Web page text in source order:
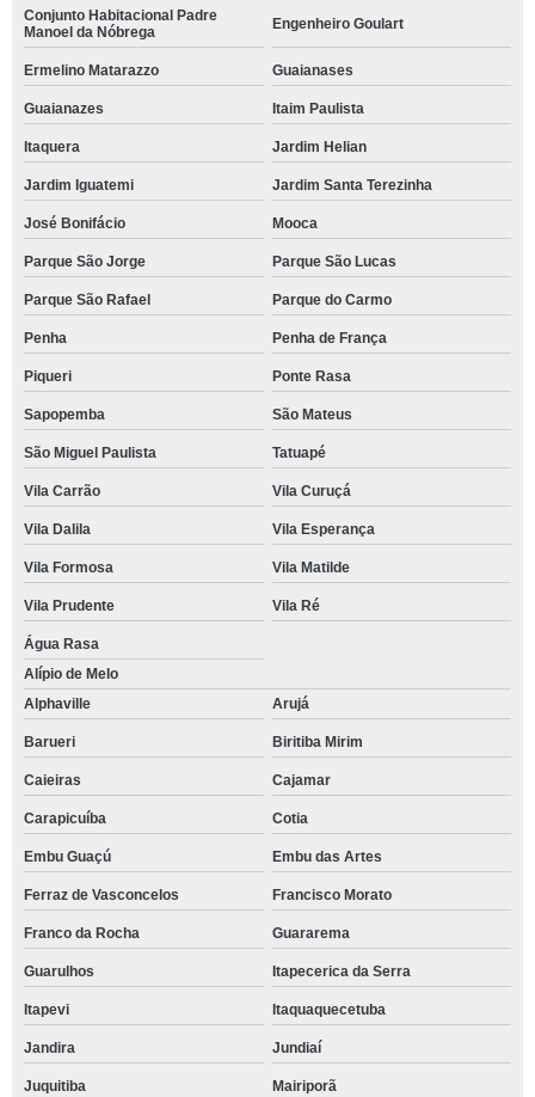
Conjunto Habitacional Padre
Manoel da Nóbrega
Engenheiro Goulart
Ermelino Matarazzo Guaianases
Guaianazes Itaim Paulista
Itaquera Jardim Helian
Jardim Iguatemi Jardim Santa Terezinha
José Bonifácio Mooca
Parque São Jorge Parque São Lucas
Parque São Rafael Parque do Carmo
Penha Penha de França
Piqueri Ponte Rasa
Sapopemba São Mateus
São Miguel Paulista Tatuapé
Vila Carrão Vila Curuçá
Vila Dalila Vila Esperança
Vila Formosa Vila Matilde
Vila Prudente Vila Ré
Água Rasa
Alípio de Melo
Alphaville
Arujá
Barueri Biritiba Mirim
Caieiras Cajamar
Carapicuíba Cotia
Embu Guaçú Embu das Artes
Ferraz de Vasconcelos Francisco Morato
Franco da Rocha Guararema
Guarulhos Itapecerica da Serra
Itapevi Itaquaquecetuba
Jandira Jundiaí
Juquitiba Mairiporã